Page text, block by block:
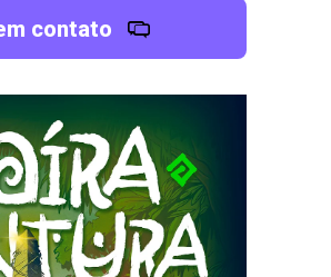
contato